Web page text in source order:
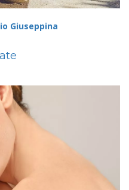
Giuseppina